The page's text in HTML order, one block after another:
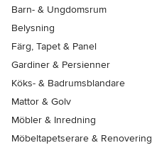
Barn- & Ungdomsrum
Belysning
Färg, Tapet & Panel
Gardiner & Persienner
Köks- & Badrumsblandare
Mattor & Golv
Möbler & Inredning
Möbeltapetserare & Renovering